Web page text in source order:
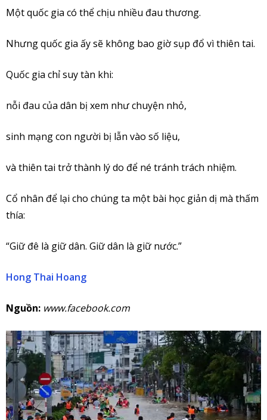
Một quốc gia có thể chịu nhiều đau thương.
Nhưng quốc gia ấy sẽ không bao giờ sụp đổ vì thiên tai.
Quốc gia chỉ suy tàn khi:
nỗi đau của dân bị xem như chuyện nhỏ,
sinh mạng con người bị lẫn vào số liệu,
và thiên tai trở thành lý do để né tránh trách nhiệm.
Cổ nhân để lại cho chúng ta một bài học giản dị mà thấm
thía:
“Giữ đê là giữ dân. Giữ dân là giữ nước.”
Hong Thai Hoang
Nguồn: www.facebook.com